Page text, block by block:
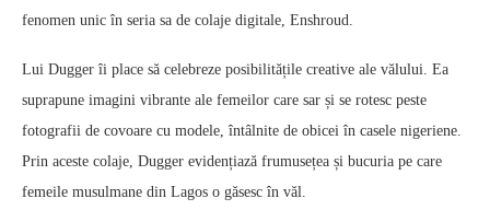
fenomen unic în seria sa de colaje digitale, Enshroud.
Lui Dugger îi place să celebreze posibilitățile creative ale vălului. Ea
suprapune imagini vibrante ale femeilor care sar și se rotesc peste
fotografii de covoare cu modele, întâlnite de obicei în casele nigeriene.
Prin aceste colaje, Dugger evidențiază frumusețea și bucuria pe care
femeile musulmane din Lagos o găsesc în văl.